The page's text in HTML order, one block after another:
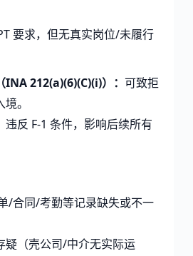
要求，但无真实岗位/未履行
INA 212(a)(6)(C)(i)）： 可致拒
。
违反 F-1 条件，影响后续所有
/合同/考勤等记录缺失或不一
疑（壳公司/中介无实际运